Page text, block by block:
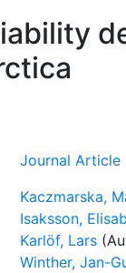
Journal Article
Kaczmarska,
Isaksson,
Karlöf, Lars
Winther, Jan-